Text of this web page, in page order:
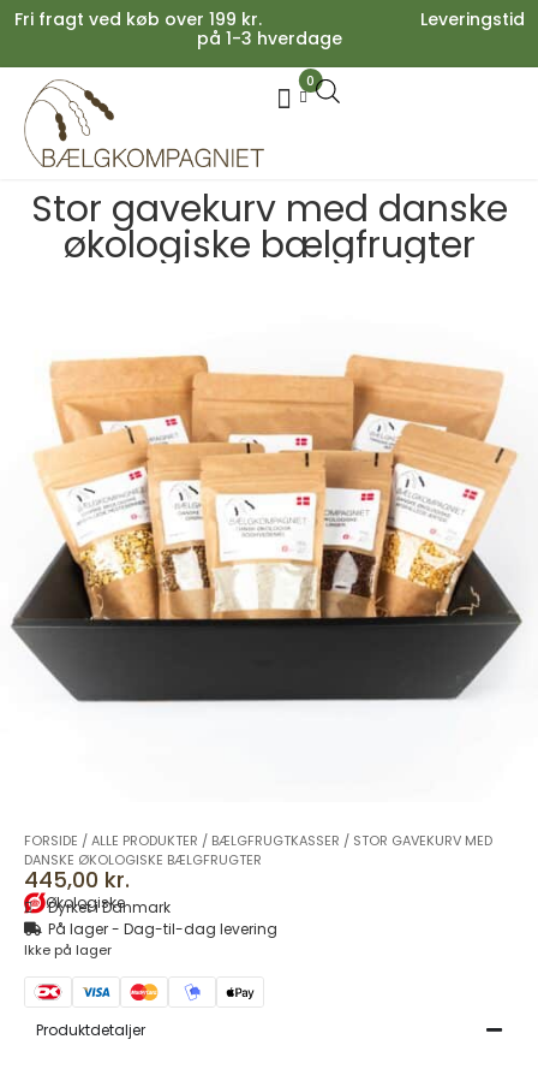
Fri fragt ved køb over 199 kr. Leveringstid
på 1-3 hverdage
0
Your cart is empty.
mere for gratis fragt
Subtotal: 0,00 kr.
0,00kr.inkl. moms
Stor gavekurv med danske
økologiske bælgfrugter
FORSIDE /ALLE PRODUKTER / BÆLGFRUGTKASSER / STOR GAVEKURV MED
DANSKE ØKOLOGISKE BÆLGFRUGTER
445,00 kr.
Økologiske
Dyrket i Danmark
På lager - Dag-til-dag levering
Ikke på lager
Produktdetaljer